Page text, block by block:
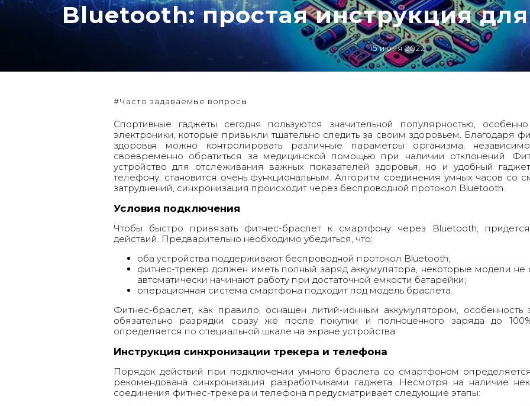
Bluetooth: простая инструкция
15 июня 2022
#Часто задаваемые вопросы
Спортивные гаджеты сегодня пользуются значительной популярностью,
электроники, которые привыкли тщательно следить за своим здоровьем. Благодаря
здоровья можно контролировать различные параметры организма,
своевременно обратиться за медицинской помощью при наличии отклонений.
устройство для отслеживания важных показателей здоровья, но и удобный
телефону, становится очень функциональным. Алгоритм соединения умных часов со
затруднений, синхронизация происходит через беспроводной протокол Bluetooth.
Условия подключения
Чтобы быстро привязать фитнес-браслет к смартфону через Bluetooth,
действий. Предварительно необходимо убедиться, что:
оба устройства поддерживают беспроводной протокол Bluetooth;
фитнес-трекер должен иметь полный заряд аккумулятора, некоторые модели
автоматически начинают работу при достаточной емкости батарейки;
операционная система смартфона подходит под модель браслета.
Фитнес-браслет, как правило, оснащен литий-ионным аккумулятором, особенность
обязательно разрядки сразу же после покупки и полноценного заряда до
определяется по специальной шкале на экране устройства.
Инструкция синхронизации трекера и телефона
Порядок действий при подключении умного браслета со смартфоном
рекомендована синхронизация разработчиками гаджета. Несмотря на наличие
соединения фитнес-трекера и телефона предусматривает следующие этапы: